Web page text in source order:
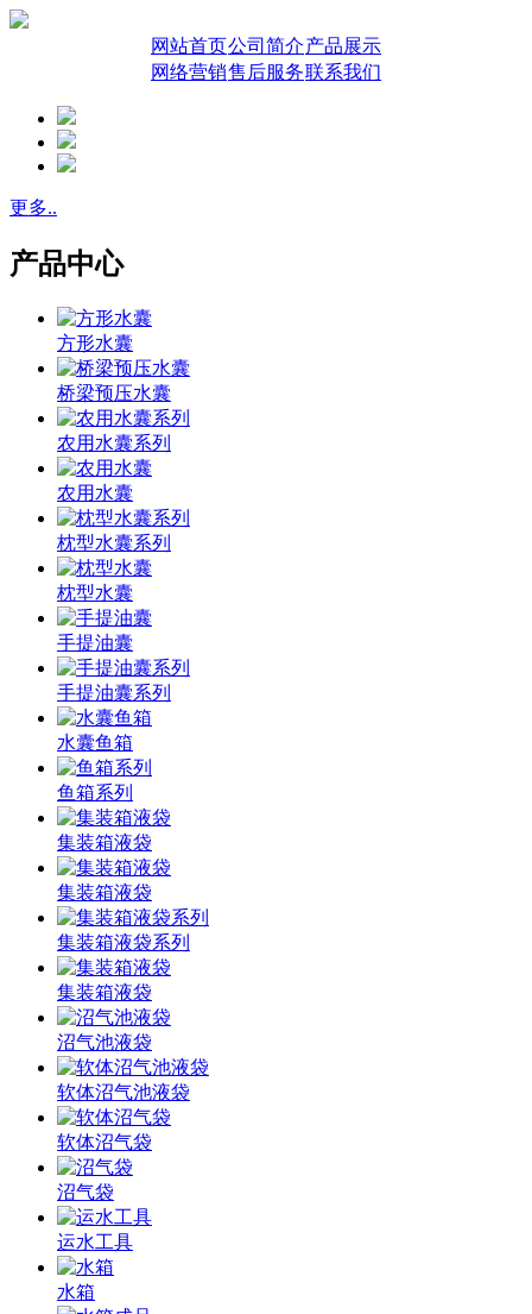
网站首页公司简介产品展示
网络营销售后服务联系我们
更多..
产品中心
方形水囊
桥梁预压水囊
农用水囊系列
农用水囊
枕型水囊系列
枕型水囊
手提油囊
手提油囊系列
水囊鱼箱
鱼箱系列
集装箱液袋
集装箱液袋
集装箱液袋系列
集装箱液袋
沼气池液袋
软体沼气池液袋
软体沼气袋
沼气袋
运水工具
水箱